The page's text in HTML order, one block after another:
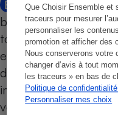
Que Choisir Ensemble et
traceurs pour mesurer
personnaliser les
promotion et afficher des
Nous conserverons votre
changer d’avis à tout
les traceurs » en bas de
Politique de
Personnaliser mes choix
Bon à savoir Votre
barème progressif de
tout revenu
en 2024. Il vous
de votre
impôt. Par exemple,
vous ne conserverez